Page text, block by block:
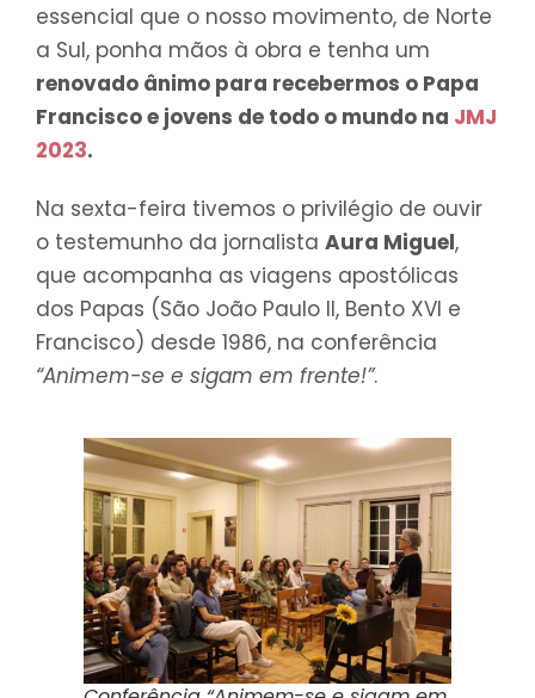
essencial que o nosso movimento, de Norte
a Sul, ponha mãos à obra e tenha um
renovado ânimo para recebermos o Papa
Francisco e jovens de todo o mundo na JMJ
2023.
Na sexta-feira tivemos o privilégio de ouvir
o testemunho da jornalista Aura Miguel,
que acompanha as viagens apostólicas
dos Papas (São João Paulo II, Bento XVI e
Francisco) desde 1986, na conferência
“Animem-se e sigam em frente!”.